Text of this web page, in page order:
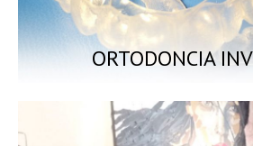
ORTODONCIA